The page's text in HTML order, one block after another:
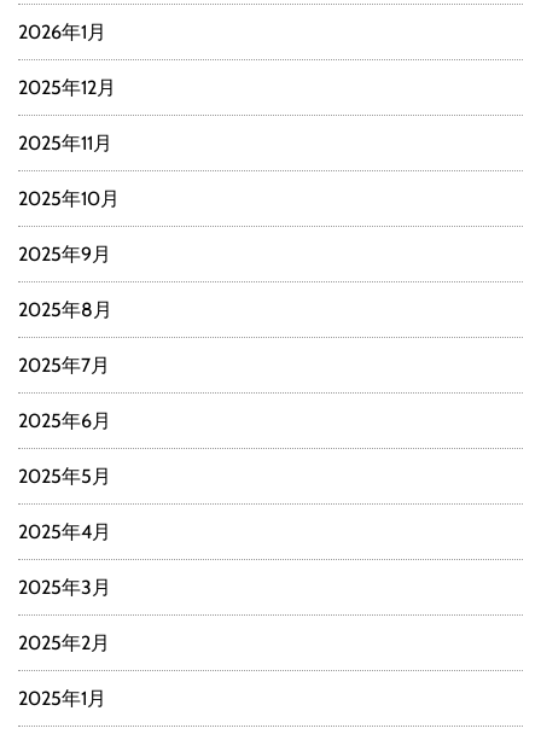
2026年1月
2025年12月
2025年11月
2025年10月
2025年9月
2025年8月
2025年7月
2025年6月
2025年5月
2025年4月
2025年3月
2025年2月
2025年1月